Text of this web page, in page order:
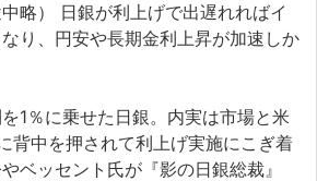
略） 日銀が利上げで出遅れればイ
り、円安や長期金利上昇が加速しか
1％に乗せた日銀。内実は市場と米
背中を押されて利上げ実施にこぎ着
ベッセント氏が『影の日銀総裁』